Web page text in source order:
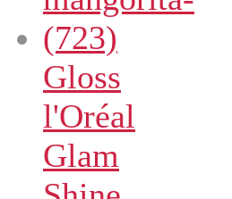
Gloss
l'Oréal
Glam